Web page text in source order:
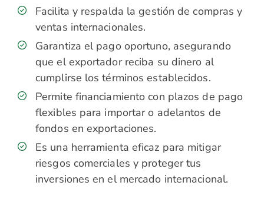
Facilita y respalda la gestión de compras y
ventas internacionales.
Garantiza el pago oportuno, asegurando
que el exportador reciba su dinero al
cumplirse los términos establecidos.
Permite financiamiento con plazos de pago
flexibles para importar o adelantos de
fondos en exportaciones.
Es una herramienta eficaz para mitigar
riesgos comerciales y proteger tus
inversiones en el mercado internacional.